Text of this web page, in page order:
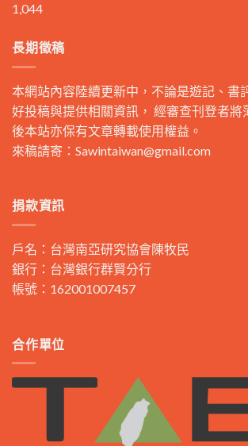
1,044
長期徵稿
本網站內容陸續更新中，不論是遊記、書
好投稿與提供相關資訊， 經審查刊登者將
後本站亦保有文章轉載使用權益。
來稿請寄： Sawintaiwan@gmail.com
捐款資訊
戶名：台灣南亞研究協會陳牧民
銀行：台灣銀行群賢分行
帳號：162001007457
合作單位